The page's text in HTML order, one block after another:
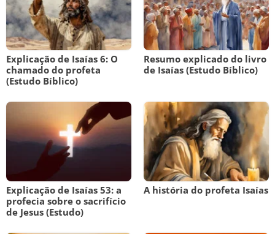
Explicação de Isaías 6: O
chamado do profeta
(Estudo Bíblico)
Resumo explicado do livro
de Isaías (Estudo Bíblico)
Explicação de Isaías 53: a
profecia sobre o sacrifício
de Jesus (Estudo)
A história do profeta Isaías